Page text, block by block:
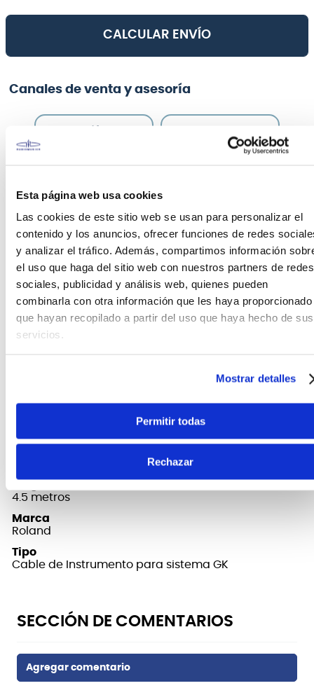
Esta página web usa cookies
Las cookies de este sitio web se usan para personalizar el
contenido y los anuncios, ofrecer funciones de redes
y analizar el tráfico. Además, compartimos información
el uso que haga del sitio web con nuestros partners de redes
sociales, publicidad y análisis web, quienes pueden
combinarla con otra información que les haya proporcionado
que hayan recopilado a partir del uso que haya hecho de sus
servicios.
Mostrar detalles
Permitir todas
Rechazar
CALCULAR ENVÍO
Canales de venta y asesoría
+51 977 624 112
CARACTERÍSTICAS DEL PRODUCTO
Los Cables GKC de Roland, son cables de 13 puntas
para conexión de guitarras eléctricas equipadas
con cápsulas divididas a equipamientos para
guitarra eléctrica compatibles con el sistema GK,
GR-20GK Guitar Synthesizer, entre otros.
FICHA TÉCNICA Y DIMENSIONES
Conector de sistema GK de 13 pins
4.5 metros
Marca
Roland
Tipo
Cable de Instrumento para sistema GK